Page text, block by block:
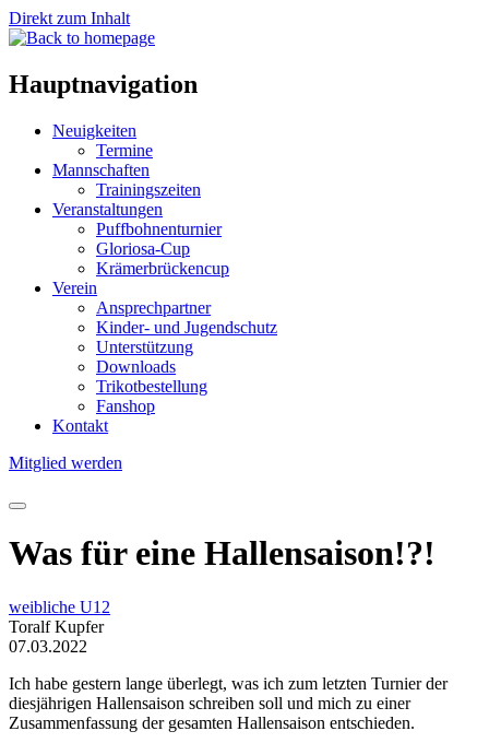
Direkt zum Inhalt
Hauptnavigation
Neuigkeiten
Termine
Mannschaften
Trainingszeiten
Veranstaltungen
Puffbohnenturnier
Gloriosa-Cup
Krämerbrückencup
Verein
Ansprechpartner
Kinder- und Jugendschutz
Unterstützung
Downloads
Trikotbestellung
Fanshop
Kontakt
Mitglied werden
Was für eine Hallensaison!?!
weibliche U12
Toralf Kupfer
07.03.2022
Ich habe gestern lange überlegt, was ich zum letzten Turnier der
diesjährigen Hallensaison schreiben soll und mich zu einer
Zusammenfassung der gesamten Hallensaison entschieden.